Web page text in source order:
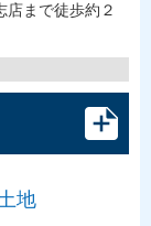
まで徒歩約２
地